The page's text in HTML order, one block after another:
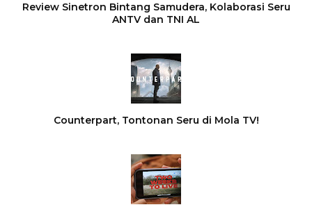
Review Sinetron Bintang Samudera, Kolaborasi Seru
ANTV dan TNI AL
Counterpart, Tontonan Seru di Mola TV!